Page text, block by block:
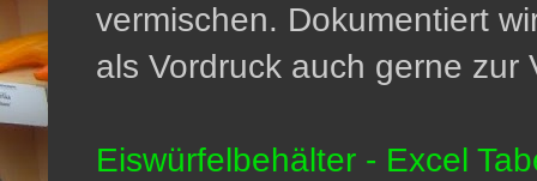
vermischen. Dokumentiert
als Vordruck auch gerne zur
Eiswürfelbehälter - Excel